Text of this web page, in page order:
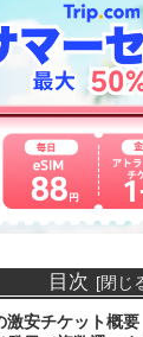
目次
激安チケット概要